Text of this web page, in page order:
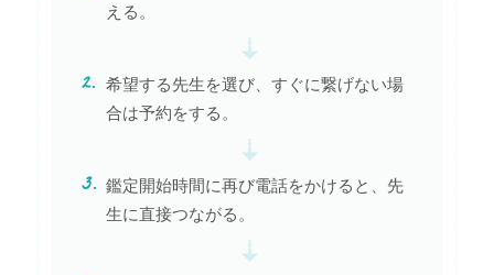
える。
希望する先生を選び、すぐに繋げない場
合は予約をする。
鑑定開始時間に再び電話をかけると、先
生に直接つながる。